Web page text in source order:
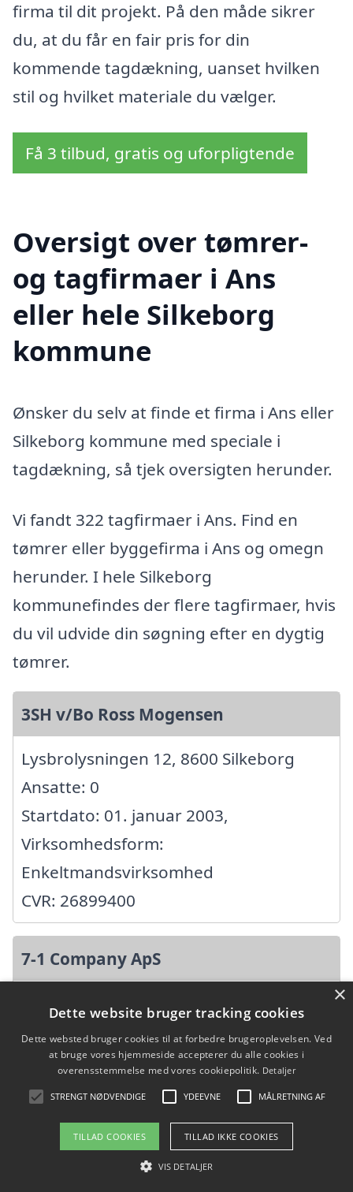
firma til dit projekt. På den måde sikrer
du, at du får en fair pris for din
kommende tagdækning, uanset hvilken
stil og hvilket materiale du vælger.
Få 3 tilbud, gratis og uforpligtende
Oversigt over tømrer-
og tagfirmaer i Ans
eller hele Silkeborg
kommune
Ønsker du selv at finde et firma i Ans eller
Silkeborg kommune med speciale i
tagdækning, så tjek oversigten herunder.
Vi fandt 322 tagfirmaer i Ans. Find en
tømrer eller byggefirma i Ans og omegn
herunder. I hele Silkeborg
kommunefindes der flere tagfirmaer, hvis
du vil udvide din søgning efter en dygtig
tømrer.
3SH v/Bo Ross Mogensen
Lysbrolysningen 12, 8600 Silkeborg
Ansatte: 0
Startdato: 01. januar 2003,
Virksomhedsform:
Enkeltmandsvirksomhed
CVR: 26899400
7-1 Company ApS
Skellerupvej 7, 8600 Silkeborg
Ansatte:
Startdato: 07. november 2025,
Virksomhedsform: Anpartsselskab
×
Dette website bruger tracking cookies
Dette websted bruger cookies til at forbedre brugeroplevelsen. Ved
at bruge vores hjemmeside accepterer du alle cookies i
overensstemmelse med vores cookiepolitik. Detaljer
STRENGT NØDVENDIGE YDEEVNE MÅLRETNING AF
TILLAD COOKIES TILLAD IKKE COOKIES
VIS DETALJER